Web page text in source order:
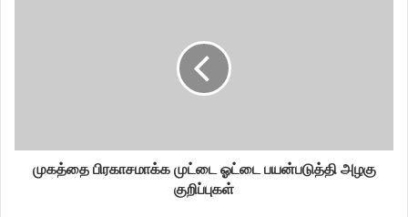
முகத்தை பிரகாசமாக்க முட்டை ஓட்டை பயன்படுத்தி அழகு
குறிப்புகள்